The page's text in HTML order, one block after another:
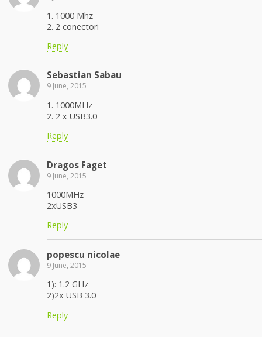
1. 1000 Mhz
2. 2 conectori
Reply
Sebastian Sabau
9 June, 2015
1. 1000MHz
2. 2 x USB3.0
Reply
Dragos Faget
9 June, 2015
1000MHz
2xUSB3
Reply
popescu nicolae
9 June, 2015
1): 1.2 GHz
2)2x USB 3.0
Reply